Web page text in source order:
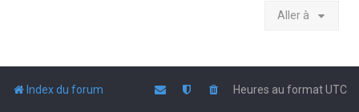
Aller à
Index du forum Heures au formatUTC